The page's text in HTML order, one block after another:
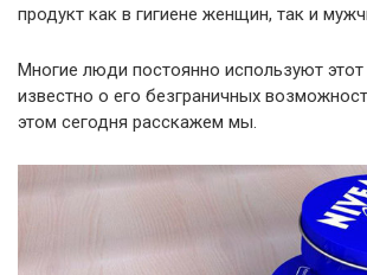
продукт как в гигиене женщин, так и
Многие люди постоянно используют
известно о его безграничных
этом сегодня расскажем мы.